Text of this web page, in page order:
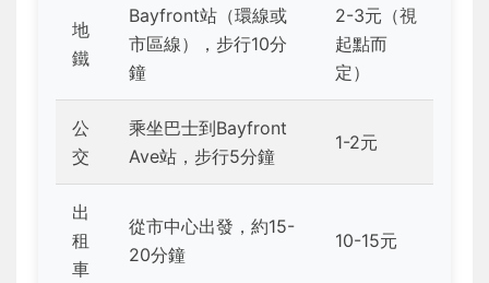
地
鐵
Bayfront站（環線或
市區線），步行10分
鐘
2-3元（視
起點而
定）
公
交
乘坐巴士到Bayfront
Ave站，步行5分鐘
1-2元
出
租
車
從市中心出發，約15-
20分鐘
10-15元